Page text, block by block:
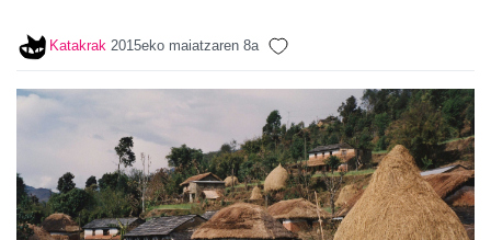
Katakrak 2015eko maiatzaren 8a